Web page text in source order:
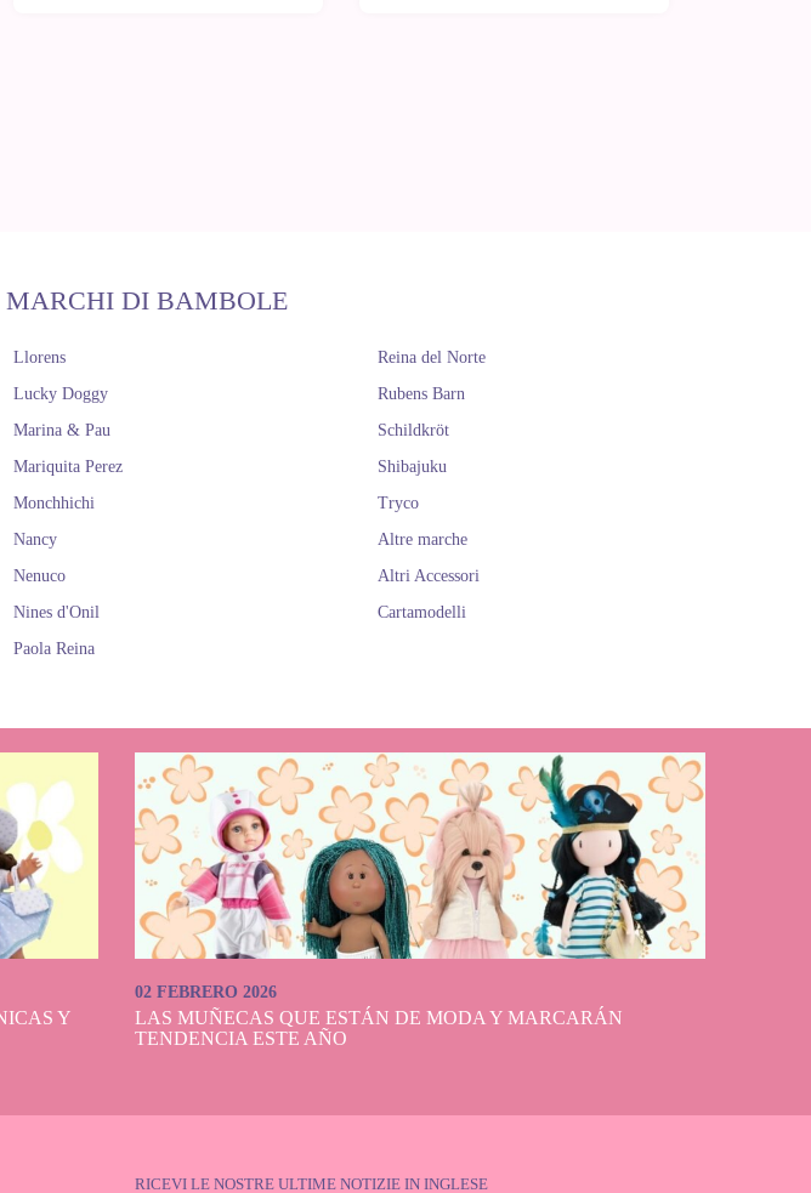
MARCHI DI BAMBOLE
Llorens
Lucky Doggy
Marina & Pau
Mariquita Perez
Monchhichi
Nancy
Nenuco
Nines d'Onil
Paola Reina
Reina del Norte
Rubens Barn
Schildkröt
Shibajuku
Tryco
Altre marche
Altri Accessori
Cartamodelli
Y
02 FEBRERO 2026
LAS MUÑECAS QUE ESTÁN DE MODA Y MARCARÁN
TENDENCIA ESTE AÑO
RICEVI LE NOSTRE ULTIME NOTIZIE IN INGLESE